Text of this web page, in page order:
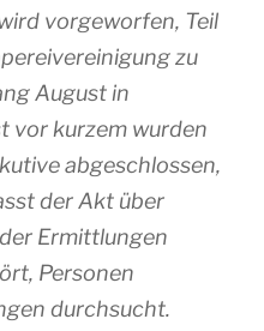
vorgeworfen, Teil
zu
August in
vor kurzem wurden
abgeschlossen,
der Akt über
Ermittlungen
Personen
durchsucht.